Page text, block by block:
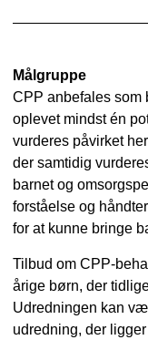
Målgruppe
CPP anbefales som
oplevet mindst én
vurderes påvirket
der samtidig
barnet og
forståelse og
for at kunne bringe
Tilbud om CPP-
årige børn, der
Udredningen kan
udredning, der